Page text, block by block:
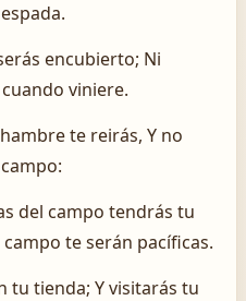
encubierto; Ni
viniere.
te reirás, Y no
del campo tendrás tu
te serán pacíficas.
tu tienda; Y visitarás tu